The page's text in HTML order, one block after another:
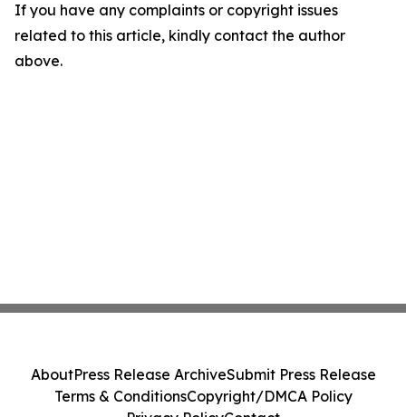
If you have any complaints or copyright issues
related to this article, kindly contact the author
above.
AboutPress Release ArchiveSubmit Press Release
Terms & ConditionsCopyright/DMCA Policy